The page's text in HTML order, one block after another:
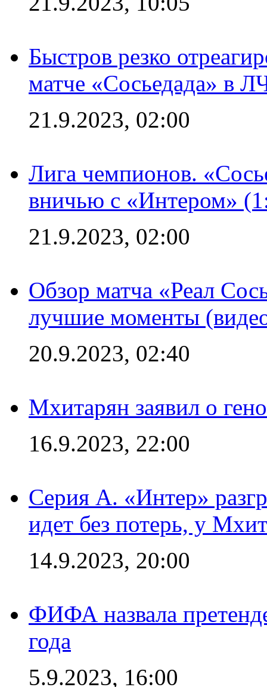
Быстров резко
матче «Сосьедада» в
21.9.2023, 02:00
Лига чемпионов.
вничью с «Интером»
21.9.2023, 02:00
Обзор матча «Реал
лучшие моменты
20.9.2023, 02:40
Мхитарян заявил о
16.9.2023, 22:00
Серия А. «Интер»
идет без потерь, у
14.9.2023, 20:00
ФИФА назвала
года
5.9.2023, 16:00